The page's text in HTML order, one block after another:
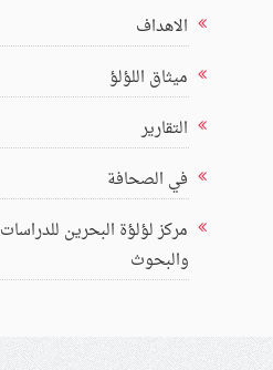
الاهداف
ميثاق اللؤلؤ
التقارير
في الصحافة
مركز لؤلؤة البحرين للدراسات
والبحوث